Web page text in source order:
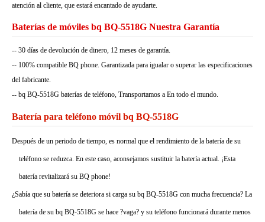
atención al cliente, que estará encantado de ayudarte.
Baterías de móviles bq BQ-5518G Nuestra Garantía
-- 30 días de devolución de dinero, 12 meses de garantía.
-- 100% compatible BQ phone. Garantizada para igualar o superar las especificaciones
del fabricante.
-- bq BQ-5518G baterías de teléfono, Transportamos a En todo el mundo.
Batería para teléfono móvil bq BQ-5518G
Después de un periodo de tiempo, es normal que el rendimiento de la batería de su
teléfono se reduzca. En este caso, aconsejamos sustituir la batería actual. ¡Esta
batería revitalizará su BQ phone!
¿Sabía que su batería se deteriora si carga su bq BQ-5518G con mucha frecuencia? La
batería de su bq BQ-5518G se hace ?vaga? y su teléfono funcionará durante menos